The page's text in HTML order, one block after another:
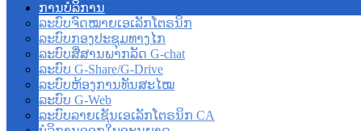
ການບໍລິການ
ລະບົບຈົດໝາຍເອເລັກໂຕຣນິກ
ລະບົບກອງປະຊຸມທາງໄກ
ລະບົບສື່ສານພາກລັດ G-chat
ລະບົບ G-Share/G-Drive
ລະບົບຫ້ອງການທັນສະໄໝ
ລະບົບ G-Web
ລະບົບລາຍເຊັນເອເລັກໂຕຣນິກ CA